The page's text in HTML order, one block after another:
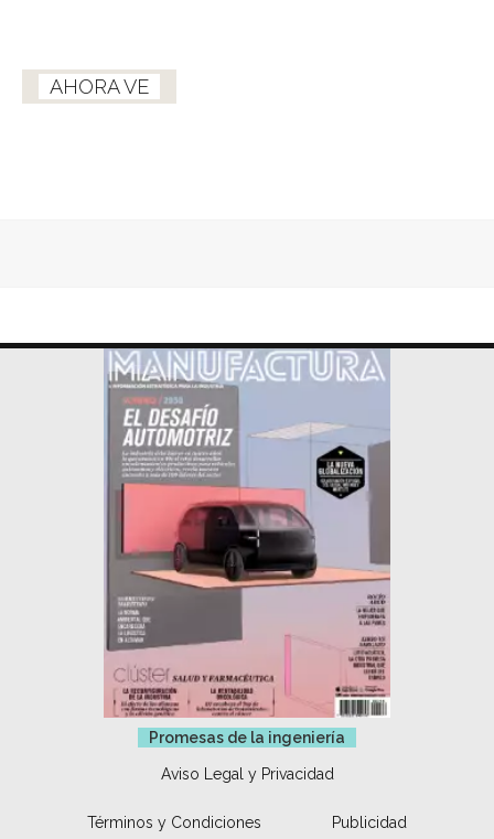
AHORA VE
Promesas de la ingeniería
Aviso Legal y Privacidad
Términos y Condiciones Publicidad